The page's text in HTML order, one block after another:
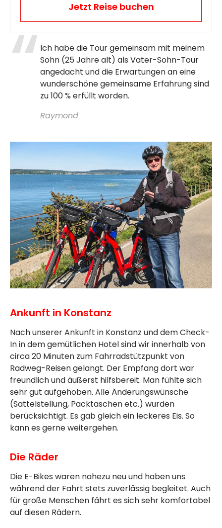
Jetzt Reise buchen
Ich habe die Tour gemeinsam mit meinem
Sohn (25 Jahre alt) als Vater-Sohn-Tour
angedacht und die Erwartungen an eine
wunderschöne gemeinsame Erfahrung sind
zu 100 % erfüllt worden.
Raymond
Ankunft in Konstanz
Nach unserer Ankunft in Konstanz und dem Check-
In in dem gemütlichen Hotel sind wir innerhalb von
circa 20 Minuten zum Fahrradstützpunkt von
Radweg-Reisen gelangt. Der Empfang dort war
freundlich und äußerst hilfsbereit. Man fühlte sich
sehr gut aufgehoben. Alle Änderungswünsche
(Sattelstellung, Packtaschen etc.) wurden
berücksichtigt. Es gab gleich ein leckeres Eis. So
kann es gerne weitergehen.
Die Räder
Die E-Bikes waren nahezu neu und haben uns
während der Fahrt stets zuverlässig begleitet. Auch
für große Menschen fährt es sich sehr komfortabel
auf diesen Rädern.